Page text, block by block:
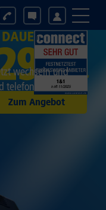
Zum Angebot
wechseln und
telefonieren.